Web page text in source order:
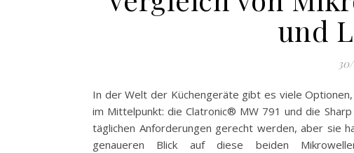
und
In der Welt der Küchengeräte gibt es viele
im Mittelpunkt: die Clatronic® MW 791 und die
täglichen Anforderungen gerecht werden, aber sie
genaueren Blick auf diese beiden